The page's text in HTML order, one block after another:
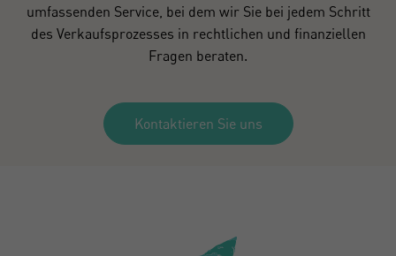
umfassenden Service, bei dem wir Sie bei jedem Schritt
des Verkaufsprozesses in rechtlichen und finanziellen
Fragen beraten.
Kontaktieren Sie uns